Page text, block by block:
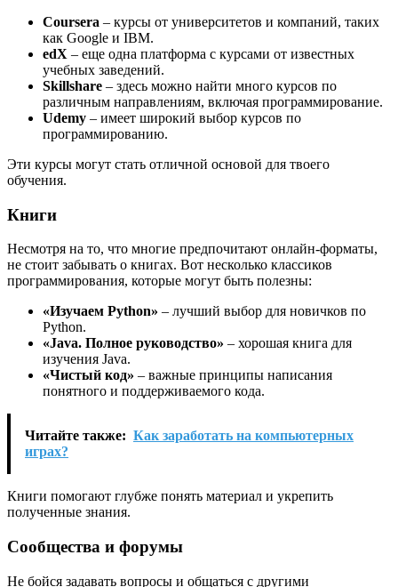
Coursera – курсы от университетов и компаний, таких
как Google и IBM.
edX – еще одна платформа с курсами от известных
учебных заведений.
Skillshare – здесь можно найти много курсов по
различным направлениям, включая программирование.
Udemy – имеет широкий выбор курсов по
программированию.
Эти курсы могут стать отличной основой для твоего
обучения.
Книги
Несмотря на то, что многие предпочитают онлайн-форматы,
не стоит забывать о книгах. Вот несколько классиков
программирования, которые могут быть полезны:
«Изучаем Python» – лучший выбор для новичков по
Python.
«Java. Полное руководство» – хорошая книга для
изучения Java.
«Чистый код» – важные принципы написания
понятного и поддерживаемого кода.
Читайте также: Как заработать на компьютерных
играх?
Книги помогают глубже понять материал и укрепить
полученные знания.
Сообщества и форумы
Не бойся задавать вопросы и общаться с другими